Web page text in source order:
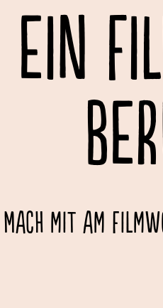
EIN
Mach mit am